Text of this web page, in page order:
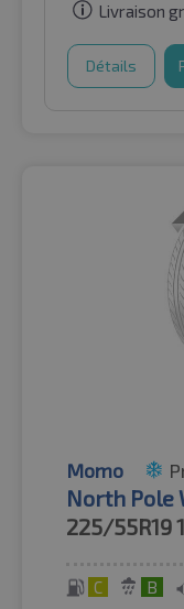
Livraison
Détails
Momo
North Pole
225/55R19
C B